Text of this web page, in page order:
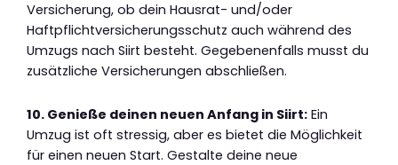
Versicherung, ob dein Hausrat- und/oder
Haftpflichtversicherungsschutz auch während des
Umzugs nach Siirt besteht. Gegebenenfalls musst du
zusätzliche Versicherungen abschließen.
10. Genieße deinen neuen Anfang in Siirt: Ein
Umzug ist oft stressig, aber es bietet die Möglichkeit
für einen neuen Start. Gestalte deine neue